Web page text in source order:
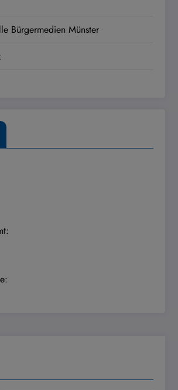
Bürgermedien Münster